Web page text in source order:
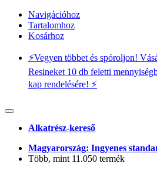
Navigációhoz
Tartalomhoz
Kosárhoz
⚡️Vegyen többet és spóroljon!
Resineket 10 db feletti
kap rendelésére! ⚡️
Alkatrész-kereső
Magyarország: Ingyenes
Több, mint 11.050 termék